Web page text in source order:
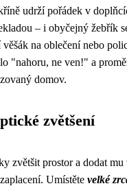
udrží pořádek v
– i obyčejný žebřík
na oblečení nebo
"nahoru, ne ven!" a
domov.
zvětšení
zvětšit prostor a dodat mu
Umístěte velké